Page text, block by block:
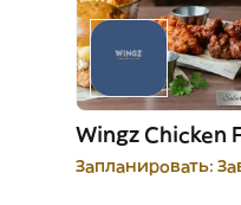
Wingz Chicken
Запланировать: